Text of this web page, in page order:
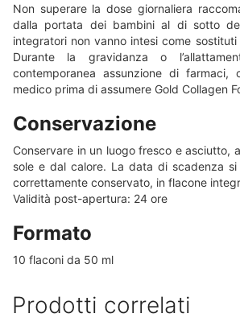
Non superare la dose giornaliera
dalla portata dei bambini al di sotto
integratori non vanno intesi come
Durante la gravidanza o
contemporanea assunzione di farmaci,
medico prima di assumere Gold Collagen
Conservazione
Conservare in un luogo fresco e asciutto,
sole e dal calore. La data di scadenza
correttamente conservato, in flacone
Validità post-apertura: 24 ore
Formato
10 flaconi da 50 ml
Prodotti correlati